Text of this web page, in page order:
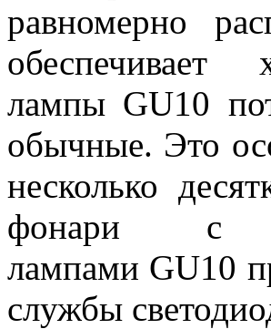
равномерно
лампы GU10
обычные. Это
несколько
фонари с
лампами GU10
службы